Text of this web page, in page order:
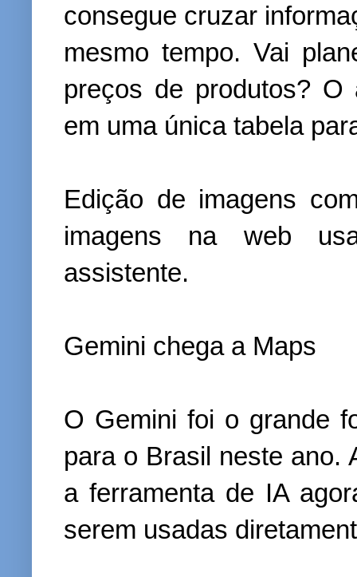
consegue cruzar
mesmo tempo. Vai
preços de produtos? O
em uma única tabela
Edição de imagens
imagens na web
assistente.
Gemini chega a Maps
O Gemini foi o grande
para o Brasil neste ano.
a ferramenta de IA
serem usadas